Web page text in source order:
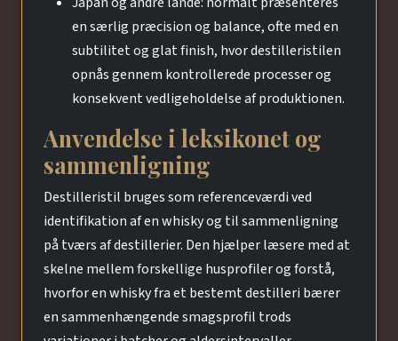
en særlig præcision og balance, ofte med en
subtilitet og glat finish, hvor destilleristilen
opnås gennem kontrollerede processer og
konsekvent vedligeholdelse af produktionen.
Anvendelse i leksikonet og
sammenligning
Destilleristil bruges som referenceværdi ved
identifikation af en whisky og til sammenligning
på tværs af destillerier. Den hjælper læsere med at
skelne mellem forskellige husprofiler og forstå,
hvorfor en whisky fra et bestemt destilleri bærer
en sammenhængende smagsprofil trods